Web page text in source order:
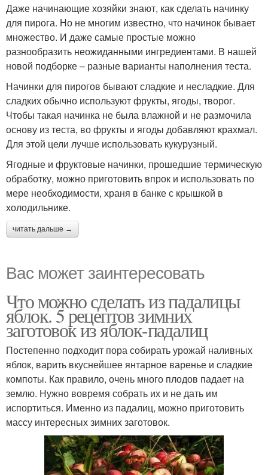
Мясная начинка Начинка для пирогов
Начинка из
апельсиновых корок
Начинка с зеленым
луком
Начинка с лососем
Даже начинающие хозяйки знают, как сделать начинку
для пирога. Но не многим известно, что начинок бывает
множество. И даже самые простые можно
разнообразить неожиданными ингредиентами. В нашей
новой подборке – разные варианты наполнения теста.
Начинки для пирогов бывают сладкие и несладкие. Для
сладких обычно используют фрукты, ягоды, творог.
Чтобы такая начинка не была влажной и не размочила
основу из теста, во фрукты и ягоды добавляют крахмал.
Для этой цели лучше использовать кукурузный.
Ягодные и фруктовые начинки, прошедшие термическую
обработку, можно приготовить впрок и использовать по
мере необходимости, храня в банке с крышкой в
холодильнике.
читать дальше →
Вас может заинтересовать
Что можно сделать из падалицы
яблок. 5 рецептов зимних
заготовок из яблок-падалиц
Постепенно подходит пора собирать урожай наливных
яблок, варить вкуснейшее янтарное варенье и сладкие
компоты. Как правило, очень много плодов падает на
землю. Нужно вовремя собрать их и не дать им
испортиться. Именно из падалиц, можно приготовить
массу интересных зимних заготовок.